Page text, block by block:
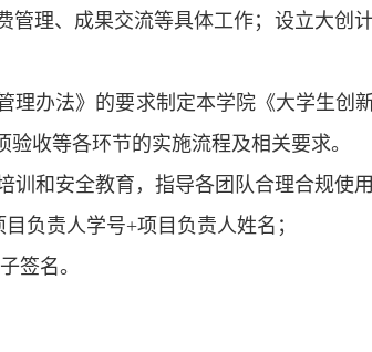
理、成果交流等具体工作；设立大创
理办法》的要求制定本学院《大学生创
收等各环节的实施流程及相关要求。
和安全教育，指导各团队合理合规使用
负责人学号+项目负责人姓名；
签名。